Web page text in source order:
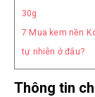
30g
7 Mua kem nền
tự nhiên ở đâu?
Thông tin